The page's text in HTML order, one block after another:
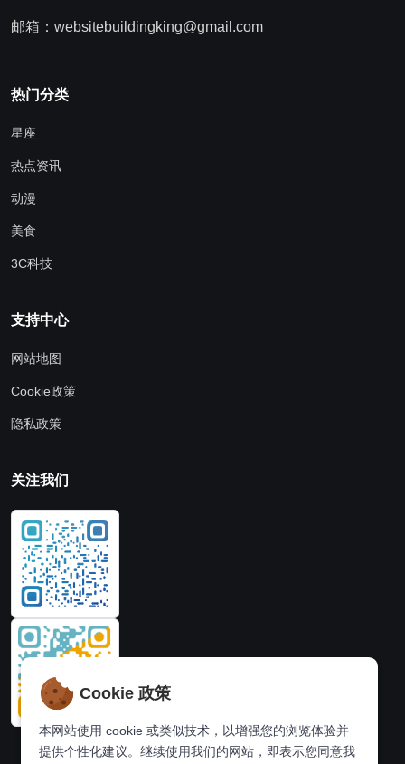
邮箱：websitebuildingking@gmail.com
热门分类
星座
热点资讯
动漫
美食
3C科技
支持中心
网站地图
Cookie政策
隐私政策
关注我们
Cookie 政策
本网站使用 cookie 或类似技术，以增强您的浏览体验并
提供个性化建议。继续使用我们的网站，即表示您同意我